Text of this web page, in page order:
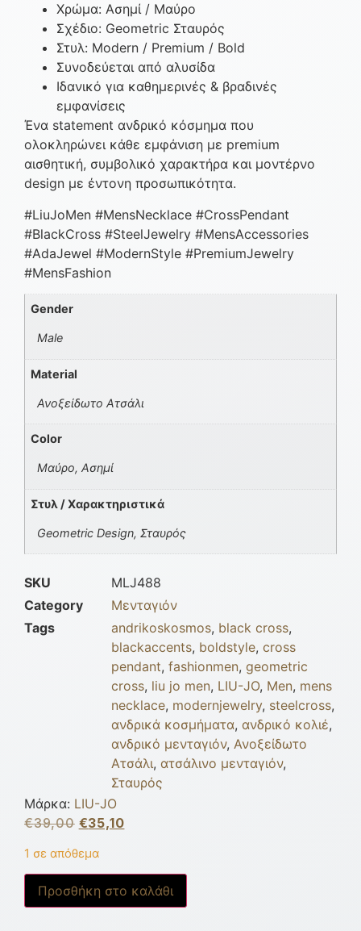
Χρώμα: Ασημί / Μαύρο
Σχέδιο: Geometric Σταυρός
Στυλ: Modern / Premium / Bold
Συνοδεύεται από αλυσίδα
Ιδανικό για καθημερινές & βραδινές
εμφανίσεις
Ένα statement ανδρικό κόσμημα που
ολοκληρώνει κάθε εμφάνιση με premium
αισθητική, συμβολικό χαρακτήρα και μοντέρνο
design με έντονη προσωπικότητα.
#LiuJoMen #MensNecklace #CrossPendant
#BlackCross #SteelJewelry #MensAccessories
#AdaJewel #ModernStyle #PremiumJewelry
#MensFashion
Gender
Male
Material
Ανοξείδωτο Ατσάλι
Color
Μαύρο, Ασημί
Στυλ / Χαρακτηριστικά
Geometric Design, Σταυρός
SKU
MLJ488
Category
Μενταγιόν
Tags
andrikoskosmos, black cross,
blackaccents, boldstyle, cross
pendant, fashionmen, geometric
cross, liu jo men, LIU-JO, Men, mens
necklace, modernjewelry, steelcross,
ανδρικά κοσμήματα, ανδρικό κολιέ,
ανδρικό μενταγιόν, Ανοξείδωτο
Ατσάλι, ατσάλινο μενταγιόν,
Σταυρός
Μάρκα: LIU-JO
€39,00 €35,10
1 σε απόθεμα
Προσθήκη στο καλάθι